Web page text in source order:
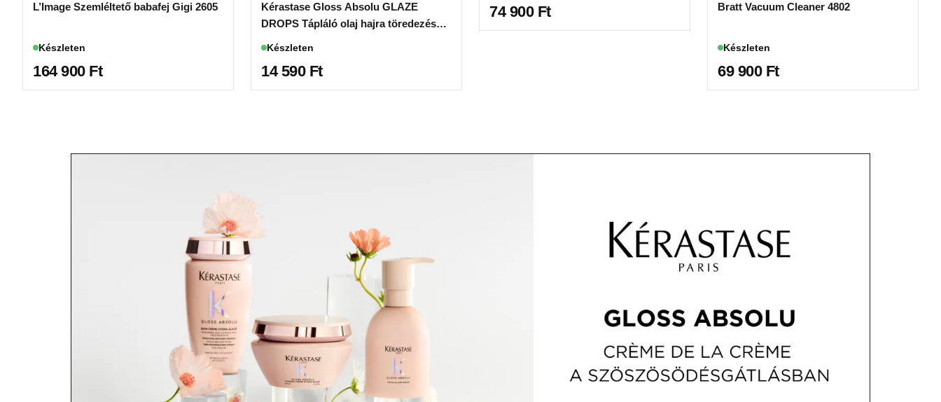
L’Image Szemléltető babafej Gigi 2605
Készleten
164 900 Ft
Kérastase Gloss Absolu GLAZE
DROPS Tápláló olaj hajra töredezés
Készleten
14 590 Ft
74 900 Ft Bratt Vacuum Cleaner 4802
Készleten
69 900 Ft